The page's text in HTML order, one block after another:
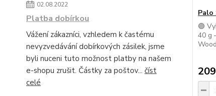
02.08.2022
Platba dobírkou
Vážení zákazníci, vzhledem k častému
nevyzvedávání dobírkových zásilek, jsme
byli nuceni tuto možnost platby na našem
e-shopu zrušit. Částky za poštov... číst
celé
Palo
🟣
40 g